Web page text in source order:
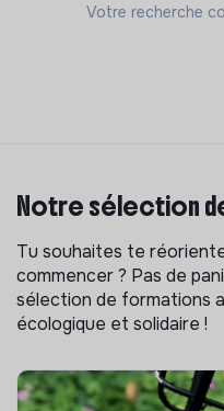
Votre recherche
Notre sélection
Tu souhaites te
commencer ? Pas de
sélection de formations
écologique et solidaire !